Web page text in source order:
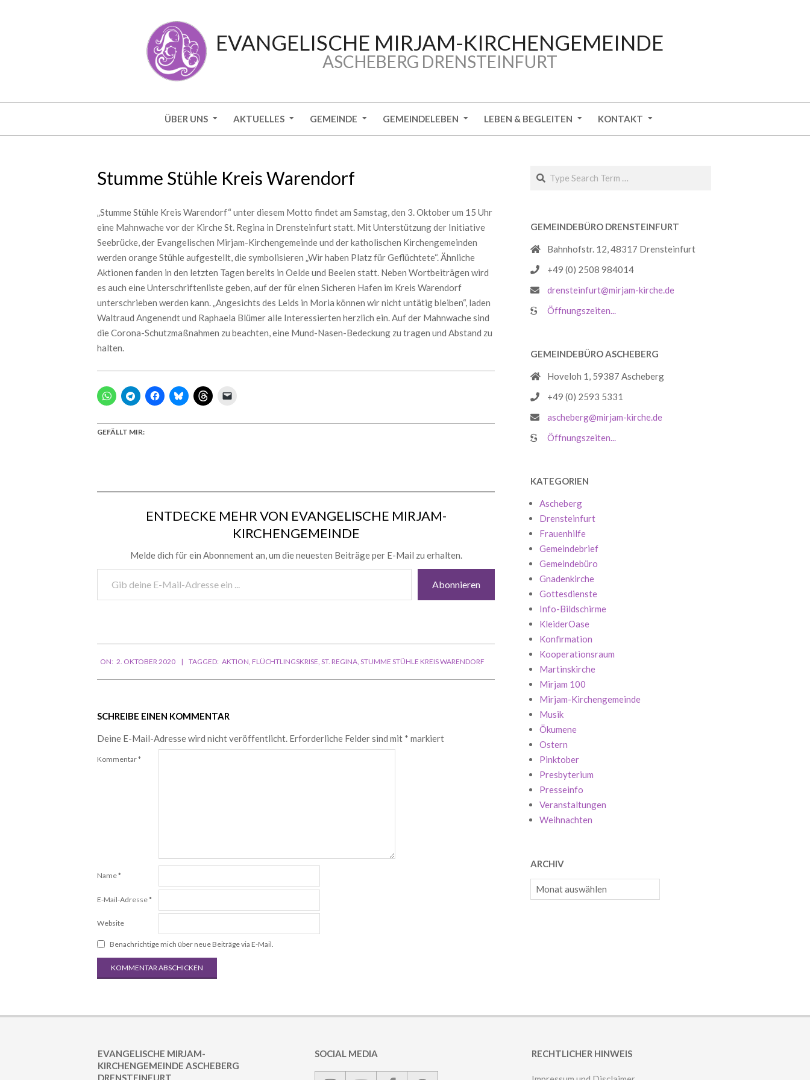
EVANGELISCHE MIRJAM-KIRCHENGEMEINDE
ASCHEBERG DRENSTEINFURT
ÜBER UNS AKTUELLES GEMEINDE GEMEINDELEBEN LEBEN & BEGLEITEN KONTAKT
Stumme Stühle Kreis Warendorf
„Stumme Stühle Kreis Warendorf“ unter diesem Motto findet am Samstag, den 3. Oktober um 15 Uhr
eine Mahnwache vor der Kirche St. Regina in Drensteinfurt statt. Mit Unterstützung der Initiative
Seebrücke, der Evangelischen Mirjam-Kirchengemeinde und der katholischen Kirchengemeinden
werden orange Stühle aufgestellt, die symbolisieren „Wir haben Platz für Geflüchtete“. Ähnliche
Aktionen fanden in den letzten Tagen bereits in Oelde und Beelen statt. Neben Wortbeiträgen wird
es auch eine Unterschriftenliste geben, auf der für einen Sicheren Hafen im Kreis Warendorf
unterschrieben werden kann. „Angesichts des Leids in Moria können wir nicht untätig bleiben“, laden
Waltraud Angenendt und Raphaela Blümer alle Interessierten herzlich ein. Auf der Mahnwache sind
die Corona-Schutzmaßnahmen zu beachten, eine Mund-Nasen-Bedeckung zu tragen und Abstand zu
halten.
GEFÄLLT MIR:
ENTDECKE MEHR VON EVANGELISCHE MIRJAM-
KIRCHENGEMEINDE
Melde dich für ein Abonnement an, um die neuesten Beiträge per E-Mail zu erhalten.
deine
E-
Abonnieren
10-
02
ON: 2. OKTOBER 2020 TAGGED: AKTION, FLÜCHTLINGSKRISE, ST. REGINA, STUMME STÜHLE KREIS WARENDORF
SCHREIBE EINEN KOMMENTAR
Deine E-Mail-Adresse wird nicht veröffentlicht. Erforderliche Felder sind mit * markiert
Kommentar*
Name*
E-Mail-Adresse*
Website
Benachrichtige mich über neue Beiträge via E-Mail.
Search
GEMEINDEBÜRO DRENSTEINFURT
Bahnhofstr. 12, 48317 Drensteinfurt
+49 (0) 2508 984014
drensteinfurt@mirjam-kirche.de
Öffnungszeiten...
GEMEINDEBÜRO ASCHEBERG
Hoveloh 1, 59387 Ascheberg
+49 (0) 2593 5331
ascheberg@mirjam-kirche.de
Öffnungszeiten...
KATEGORIEN
Ascheberg
Drensteinfurt
Frauenhilfe
Gemeindebrief
Gemeindebüro
Gnadenkirche
Gottesdienste
Info-Bildschirme
KleiderOase
Konfirmation
Kooperationsraum
Martinskirche
Mirjam 100
Mirjam-Kirchengemeinde
Musik
Ökumene
Ostern
Pinktober
Presbyterium
Presseinfo
Veranstaltungen
Weihnachten
ARCHIV
Archiv
EVANGELISCHE MIRJAM-
KIRCHENGEMEINDE ASCHEBERG
DRENSTEINFURT
SOCIAL MEDIA RECHTLICHER HINWEIS